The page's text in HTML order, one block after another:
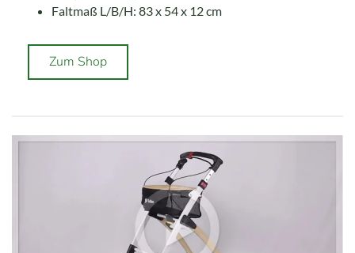
Faltmaß L/B/H: 83 x 54 x 12 cm
Zum Shop